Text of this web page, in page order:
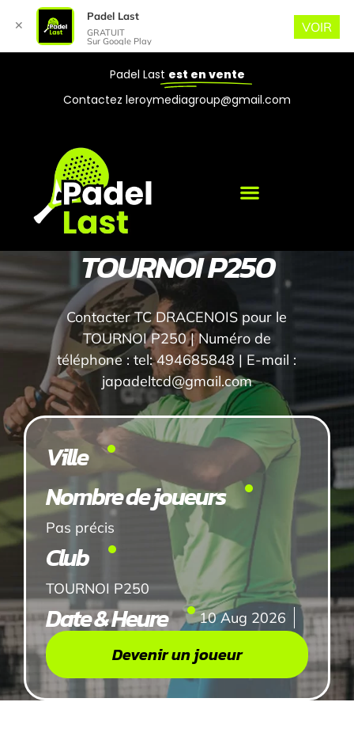
Padel Last est en vente
Contactez leroymediagroup@gmail.com
TOURNOI P250
Contacter TC DRACENOIS pour le
TOURNOI P250 | Numéro de
téléphone : tel: 494685848 | E-mail :
japadeltcd@gmail.com
Ville
Nombre de joueurs
Pas précis
Club
TOURNOI P250
Date & Heure 10 Aug 2026
Devenir un joueur
✕
Padel Last
GRATUIT
Sur Google Play
VOIR